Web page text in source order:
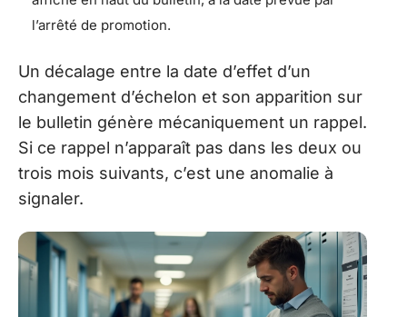
l’arrêté de promotion.
Un décalage entre la date d’effet d’un
changement d’échelon et son apparition sur
le bulletin génère mécaniquement un rappel.
Si ce rappel n’apparaît pas dans les deux ou
trois mois suivants, c’est une anomalie à
signaler.